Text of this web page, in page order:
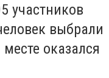
участников
выбрали
оказался